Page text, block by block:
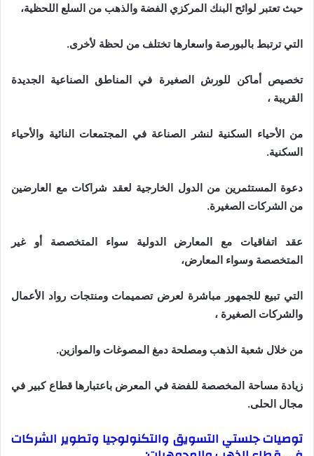
حيث تعتبر لوائح البنك المركزي الفضة والذهب من السلع اللحظية،
التي ترتبط بالبورصة واسعارها تختلف من لحظة لأخرى.
تخصيص أماكن للورش الصغيرة في المناطق الصناعية الجديدة
القريبة ،
من الأحياء السكنية لنشر الصناعة في المجتمعات النائية والأحياء
السكنية.
دعوة المستثمرين من الدول الخارجية لعقد شراكات مع العارضين
من الشركات الصغيرة.
عقد اتفاقيات مع المعارض الدولية سواء المتخصصة أو غير
المتخصصة وسواء المعارض،
التي تبيع للجمهور مباشرة لعرض تصميمات ومنتجات رواد الأعمال
والشركات الصغيرة ،
من خلال شعبة الذهب ومصلحة دمغ المصوغات والموازين.
زيادة مساحة المخصصة للفضة في المعرض باعتبارها قطاع كبير في
مجال الحلى.
توصيات جلستي التسويق والتكنولوجيا وتطوير الشركات